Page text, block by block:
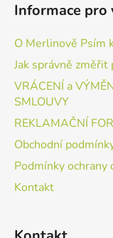
Informace pro
O Merlinově Psím
Jak správně změřit
VRÁCENÍ a
SMLOUVY
REKLAMAČNÍ
Obchodní
Podmínky ochrany
Kontakt